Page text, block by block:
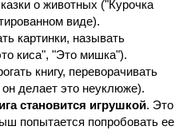
о животных ("Курочка
виде).
картинки, называть
киса", "Это мишка").
книгу, переворачивать
делает это неуклюже).
становится игрушкой. Это
попытается попробовать ее